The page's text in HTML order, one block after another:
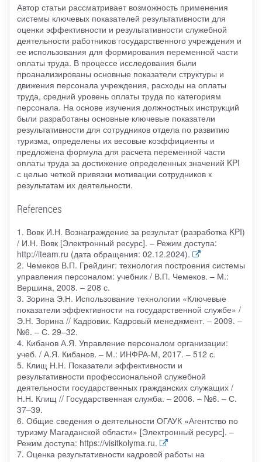
Автор статьи рассматривает возможность применения
системы ключевых показателей результативности для
оценки эффективности и результативности служебной
деятельности работников государственного учреждения и
ее использования для формирования переменной части
оплаты труда. В процессе исследования были
проанализированы основные показатели структуры и
движения персонала учреждения, расходы на оплаты
труда, средний уровень оплаты труда по категориям
персонала. На основе изучения должностных инструкций
были разработаны основные ключевые показатели
результативности для сотрудников отдела по развитию
туризма, определены их весовые коэффициенты и
предложена формула для расчета переменной части
оплаты труда за достижение определенных значений KPI
с целью четкой привязки мотивации сотрудников к
результатам их деятельности.
References
1. Вовк И.Н. Вознаграждение за результат (разработка KPI)
/ И.Н. Вовк [Электронный ресурс]. – Режим доступа:
http://iteam.ru (дата обращения: 02.12.2024).
2. Чемеков В.П. Грейдинг: технология построения системы
управления персоналом: учебник / В.П. Чемеков. – М.:
Вершина, 2008. – 208 с.
3. Зорина Э.Н. Использование технологии «Ключевые
показатели эффективности на государственной службе» /
Э.Н. Зорина // Кадровик. Кадровый менеджмент. – 2009. –
№6. – С. 29–32.
4. Кибанов А.Я. Управление персоналом организации:
учеб. / А.Я. Кибанов. – М.: ИНФРА-М, 2017. – 512 с.
5. Клищ Н.Н. Показатели эффективности и
результативности профессиональной служебной
деятельности государственных гражданских служащих /
Н.Н. Клищ // Государственная служба. – 2006. – №6. – С.
37–39.
6. Общие сведения о деятельности ОГАУК «Агентство по
туризму Магаданской области» [Электронный ресурс]. –
Режим доступа: https://visitkolyma.ru.
7. Оценка результативности кадровой работы на